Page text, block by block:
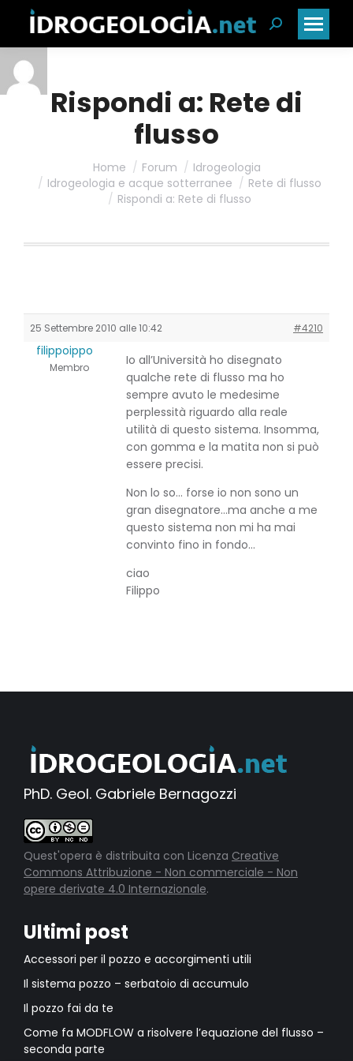
Cerca:
Rispondi a: Rete di
flusso
Home Forum
Idrogeologia
Idrogeologia e acque sotterranee
Rete di flusso
Rispondi a: Rete di flusso
25 Settembre 2010 alle 10:42 #4210
filippoippo
Membro
Io all’Università ho disegnato
qualche rete di flusso ma ho
sempre avuto le medesime
perplessità riguardo alla reale
utilità di questo sistema. Insomma,
con gomma e la matita non si può
essere precisi.
Non lo so… forse io non sono un
gran disegnatore…ma anche a me
questo sistema non mi ha mai
convinto fino in fondo…
ciao
Filippo
PhD. Geol. Gabriele Bernagozzi
Quest'opera è distribuita con Licenza Creative
Commons Attribuzione - Non commerciale - Non
opere derivate 4.0 Internazionale.
Ultimi post
Accessori per il pozzo e accorgimenti utili
Il sistema pozzo – serbatoio di accumulo
Il pozzo fai da te
Come fa MODFLOW a risolvere l’equazione del flusso –
seconda parte